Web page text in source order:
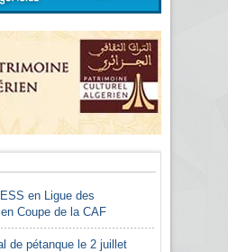
en Ligue des
Coupe de la CAF
de pétanque le 2 juillet